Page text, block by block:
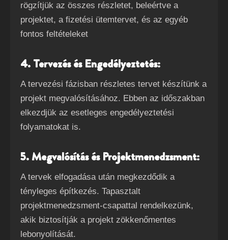
rögzítjük az összes részletet, beleértve a
projektet, a fizetési ütemtervet, és az egyéb
fontos feltételeket
4. Tervezés és Engedélyeztetés:
A tervezési fázisban részletes tervet készítünk a
projekt megvalósításához. Ebben az időszakban
elkezdjük az esetleges engedélyeztetési
folyamatokat is.
5. Megvalósítás és Projektmenedzsment:
A tervek elfogadása után megkezdődik a
tényleges építkezés. Tapasztalt
projektmenedzsment-csapattal rendelkezünk,
akik biztosítják a projekt zökkenőmentes
lebonyolítását.